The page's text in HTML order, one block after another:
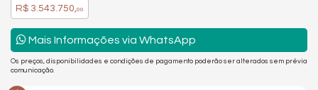
R$ 3.543.750,00
Mais Informações via WhatsApp
Os preços, disponibilidades e condições de pagamento poderão ser alterados sem prévia
comunicação.